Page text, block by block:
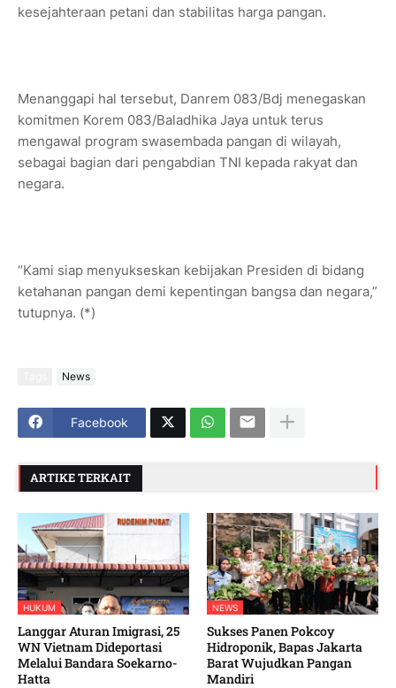
kesejahteraan petani dan stabilitas harga pangan.
Menanggapi hal tersebut, Danrem 083/Bdj menegaskan
komitmen Korem 083/Baladhika Jaya untuk terus
mengawal program swasembada pangan di wilayah,
sebagai bagian dari pengabdian TNI kepada rakyat dan
negara.
“Kami siap menyukseskan kebijakan Presiden di bidang
ketahanan pangan demi kepentingan bangsa dan negara,”
tutupnya. (*)
News
Facebook
ARTIKE TERKAIT
HUKUM
Langgar Aturan Imigrasi, 25
WN Vietnam Dideportasi
Melalui Bandara Soekarno-
Hatta
NEWS
Sukses Panen Pokcoy
Hidroponik, Bapas Jakarta
Barat Wujudkan Pangan
Mandiri